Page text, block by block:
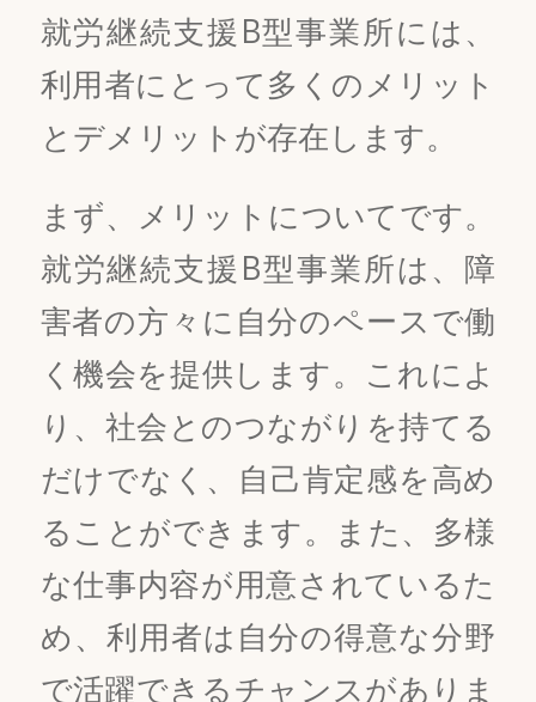
就労継続支援B型事業所には、
利用者にとって多くのメリット
とデメリットが存在します。
まず、メリットについてです。
就労継続支援B型事業所は、障
害者の方々に自分のペースで働
く機会を提供します。これによ
り、社会とのつながりを持てる
だけでなく、自己肯定感を高め
ることができます。また、多様
な仕事内容が用意されているた
め、利用者は自分の得意な分野
で活躍できるチャンスがありま